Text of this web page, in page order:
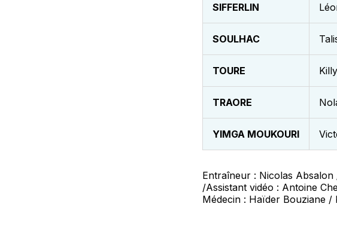
SIFFERLIN
SOULHAC
TOURE
TRAORE
YIMGA MOUKOURI
Entraîneur : Nicolas Absalon
/Assistant vidéo : Antoine
Médecin : Haïder Bouziane /